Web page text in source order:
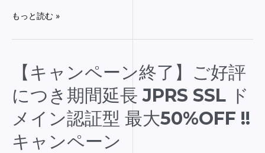
メ
ン
キ
ャ
ペ
もっと読む »
【キャンペーン終了】ご好評
につき期間延長 JPRS SSL ド
メイン認証型 最大50%OFF !!
キャンペーン
【キ
ン
ー
ン